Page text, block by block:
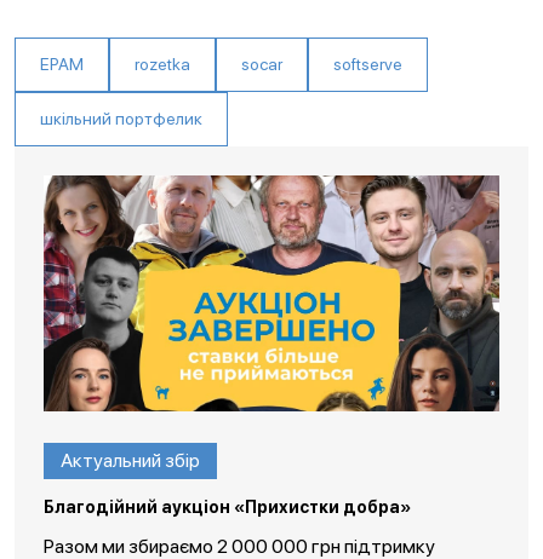
EPAM rozetka socar softserve
шкільний портфелик
Актуальний збір
Благодійний аукціон «Прихистки добра»
Разом ми збираємо 2 000 000 грн підтримку